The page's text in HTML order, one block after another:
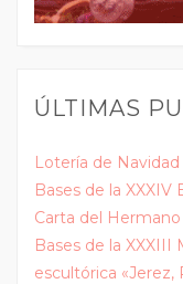
ÚLTIMAS
Lotería de Navidad
Bases de la XXXIV
Carta del
Bases de la
escultórica «Jerez,